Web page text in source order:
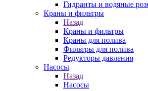
Гидранты и водяные
Краны и фильтры
Назад
Краны и фильтры
Краны для полива
Фильтры для полива
Редукторы давления
Насосы
Назад
Насосы